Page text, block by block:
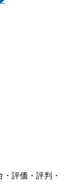
評価・評判・